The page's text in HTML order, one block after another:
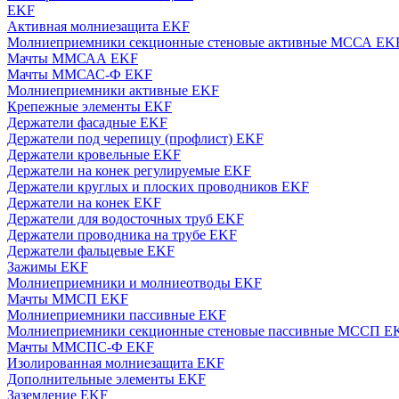
EKF
Активная молниезащита EKF
Молниеприемники секционные стеновые активные МССА
Мачты ММСАА EKF
Мачты ММСАС-Ф EKF
Молниеприемники активные EKF
Крепежные элементы EKF
Держатели фасадные EKF
Держатели под черепицу (профлист) EKF
Держатели кровельные EKF
Держатели на конек регулируемые EKF
Держатели круглых и плоских проводников EKF
Держатели на конек EKF
Держатели для водосточных труб EKF
Держатели проводника на трубе EKF
Держатели фальцевые EKF
Зажимы EKF
Молниеприемники и молниеотводы EKF
Мачты ММСП EKF
Молниеприемники пассивные EKF
Молниеприемники секционные стеновые пассивные МССП
Мачты ММСПС-Ф EKF
Изолированная молниезащита EKF
Дополнительные элементы EKF
Заземление EKF